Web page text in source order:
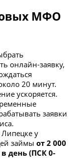
МФО
онлайн-заявку,
20 минут.
ускоряется.
заявки
у
займыот 2 000
в день (ПСК 0-